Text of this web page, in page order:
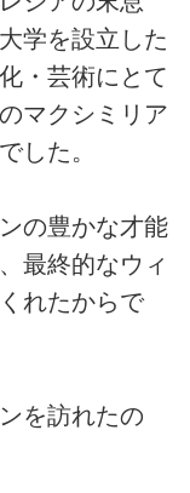
学を設立した
・芸術にとて
マクシミリア
した。
の豊かな才能
最終的なウィ
れたからで
を訪れたの